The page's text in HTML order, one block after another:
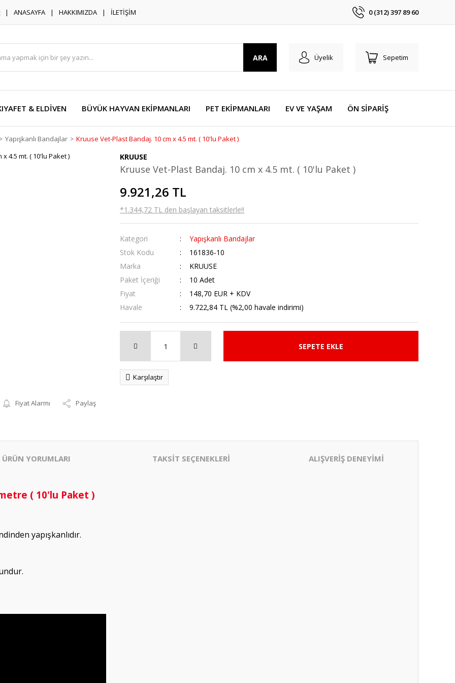
ANASAYFA HAKKIMIZDA İLETİŞİM 0 (312) 397 89 60
ARA Üyelik Sepetim
& ELDİVEN BÜYÜK HAYVAN EKİPMANLARI PET EKİPMANLARI EV VE YAŞAM ÖN SİPARİŞ
Yapışkanlı Bandajlar Kruuse Vet-Plast Bandaj. 10 cm x 4.5 mt. ( 10'lu Paket )
Fiyat Alarmı Paylaş
KRUUSE
Kruuse Vet-Plast Bandaj. 10 cm x 4.5 mt. ( 10'lu Paket )
9.921,26 TL
*1.344,72 TL den başlayan taksitlerle!!
Kategori
Yapışkanlı Bandajlar
Stok Kodu
161836-10
Marka
KRUUSE
Paket İçeriği
10 Adet
Fiyat
148,70 EUR + KDV
Havale
9.722,84 TL (%2,00 havale indirimi)
SEPETE EKLE
Karşılaştır
ÜRÜN YORUMLARI TAKSİT SEÇENEKLERİ ALIŞVERİŞ DENEYİMİ
( 10'lu Paket )
yapışkanlıdır.